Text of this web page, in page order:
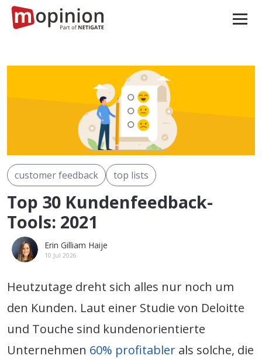
customer feedback top lists
Top 30 Kundenfeedback-
Tools: 2021
Erin Gilliam Haije
10 Jul 2026
Heutzutage dreht sich alles nur noch um
den Kunden. Laut einer Studie von Deloitte
und Touche sind kundenorientierte
Unternehmen 60% profitabler als solche, die